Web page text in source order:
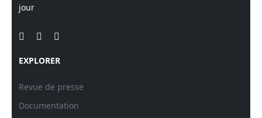
jour
EXPLORER
Revue de presse
Documentation